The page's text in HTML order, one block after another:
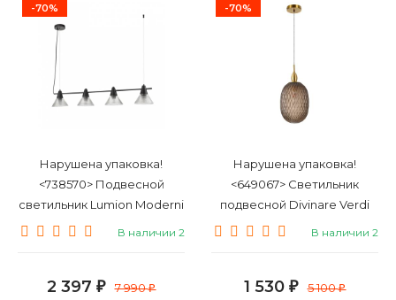
-70%
Нарушена упаковка!
<738570> Подвесной
светильник Lumion Moderni
Corne 6595/4A
В наличии 2
2 397 ₽ 7 990₽
-70%
Нарушена упаковка!
<649067> Светильник
подвесной Divinare Verdi
5817/06 SP-1
В наличии 2
1 530 ₽ 5 100₽